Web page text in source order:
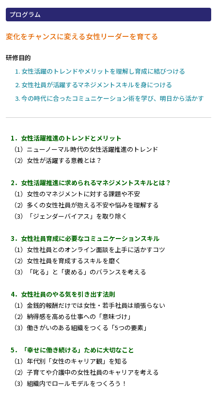
プログラム
変化をチャンスに変える女性リーダーを育てる
研修目的
女性活躍のトレンドやメリットを理解し育成に結びつける
女性社員が活躍するマネジメントスキルを身につける
今の時代に合ったコミュニケーション術を学び、明日から活かす
1．女性活躍推進のトレンドとメリット
（1）ニューノーマル時代の女性活躍推進のトレンド
（2）女性が活躍する意義とは？
2．女性活躍推進に求められるマネジメントスキルとは？
（1）女性のマネジメントに対する課題や不安
（2）多くの女性社員が抱える不安や悩みを理解する
（3）「ジェンダーバイアス」を取り除く
3．女性社員育成に必要なコミュニケーションスキル
（1）女性社員とのオンライン面談を上手に活かすコツ
（2）女性社員を育成するスキルを磨く
（3）「叱る」と「褒める」のバランスを考える
4．女性社員のやる気を引き出す法則
（1）金銭的報酬だけでは女性・若手社員は頑張らない
（2）納得感を高める仕事への「意味づけ」
（3）働きがいのある組織をつくる「5つの要素」
5．「幸せに働き続ける」ために大切なこと
（1）年代別「女性のキャリア観」を知る
（2）子育てや介護中の女性社員のキャリアを考える
（3）組織内でロールモデルをつくろう！